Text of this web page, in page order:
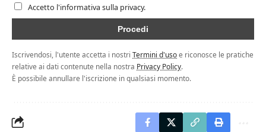
Accetto l'informativa sulla privacy.
Iscrivendosi, l'utente accetta i nostri Termini d'usoe riconosce le pratiche
relative ai dati contenute nella nostra Privacy Policy.
È possibile annullare l'iscrizione in qualsiasi momento.